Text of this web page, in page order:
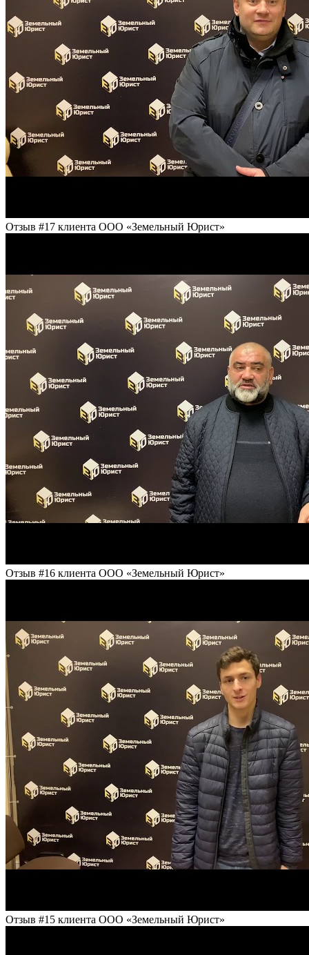
Отзыв #17 клиента ООО «Земельный Юрист»
Отзыв #16 клиента ООО «Земельный Юрист»
Отзыв #15 клиента ООО «Земельный Юрист»